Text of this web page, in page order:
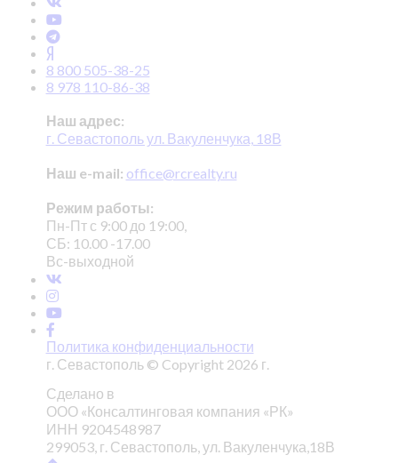
8 800 505-38-25
8 978 110-86-38
Наш адрес:
г. Севастополь ул. Вакуленчука, 18В
Наш e-mail: office@rcrealty.ru
Режим работы:
Пн-Пт с 9:00 до 19:00,
СБ: 10.00 -17.00
Вс-выходной
Политика конфиденциальности
г. Севастополь © Copyright 2026 г.
Сделано в
ООО «Консалтинговая компания «РК»
ИНН 9204548987
299053, г. Севастополь, ул. Вакуленчука,18В